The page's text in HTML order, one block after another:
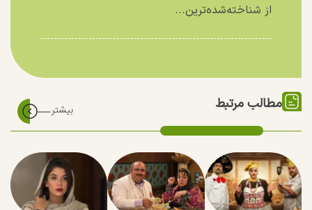
از شناخته‌شده‌ترین...
مطالب مرتبط